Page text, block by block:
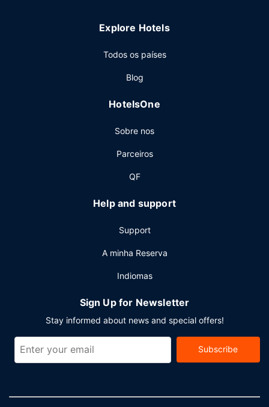
As principais comodidades incluem um business center,
estacionamento grátis no local.
Explore Hotels
Todos os países
Blog
HotelsOne
Sobre nos
Parceiros
QF
Help and support
Support
A minha Reserva
Indiomas
Sign Up for Newsletter
Stay informed about news and special offers!
Subscribe